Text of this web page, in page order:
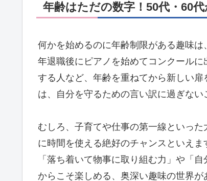
年齢はただの数字！50代・60
何かを始めるのに年齢制限がある趣味
年退職後にピアノを始めてコンクール
する人など、年齢を重ねてから新しい
は、自分を守るための言い訳に過ぎない
むしろ、子育てや仕事の第一線といっ
に時間を使える絶好のチャンスといえ
「落ち着いて物事に取り組む力」や「
からこそ楽しめる、奥深い趣味の世界が